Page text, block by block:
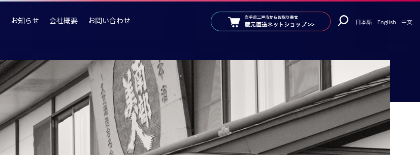
お知らせ 会社概要 お問い合わせ 日本語 English 中文